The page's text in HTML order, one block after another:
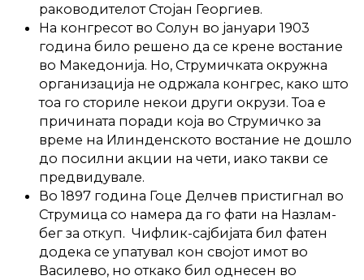
раководителот Стојан Георгиев.
На конгресот во Солун во јануари 1903
година било решено да се крене востание
во Македонија. Но, Струмичката окружна
организација не одржала конгрес, како што
тоа го сториле некои други окрузи. Тоа е
причината поради која во Струмичко за
време на Илинденското востание не дошло
до посилни акции на чети, иако такви се
предвидувале.
Во 1897 година Гоце Делчев пристигнал во
Струмица со намера да го фати на Назлам-
бег за откуп. Чифлик-сајбијата бил фатен
додека се упатувал кон својот имот во
Василево, но откако бил однесен во